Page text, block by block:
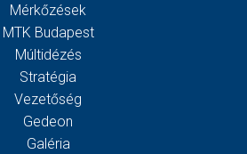
Mérkőzések
MTK Budapest
Múltidézés
Stratégia
Vezetőség
Gedeon
Galéria